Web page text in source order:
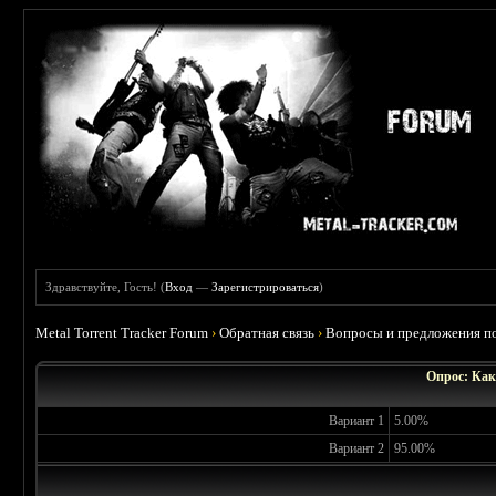
Здравствуйте, Гость! (Вход —Зарегистрироваться)
Metal Torrent Tracker Forum ›Обратная связь ›Вопросы и предложения
Опрос:
Вариант 1
5.00%
Вариант 2
95.00%